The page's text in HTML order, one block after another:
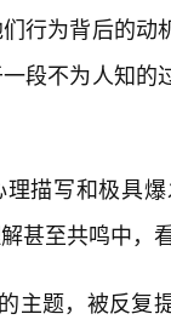
行为背后的
段不为人知
描写和极具
甚至共鸣中，
主题，被反